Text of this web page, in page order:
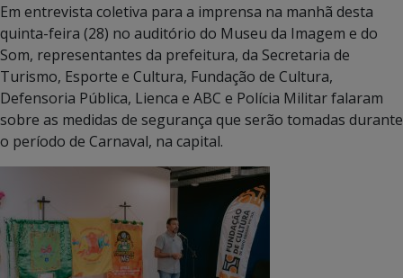
Em entrevista coletiva para a imprensa na manhã desta
quinta-feira (28) no auditório do Museu da Imagem e do
Som, representantes da prefeitura, da Secretaria de
Turismo, Esporte e Cultura, Fundação de Cultura,
Defensoria Pública, Lienca e ABC e Polícia Militar falaram
sobre as medidas de segurança que serão tomadas durante
o período de Carnaval, na capital.